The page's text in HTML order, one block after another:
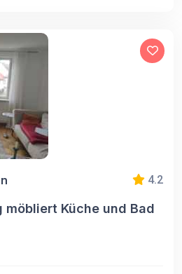
4.2
möbliert Küche und Bad